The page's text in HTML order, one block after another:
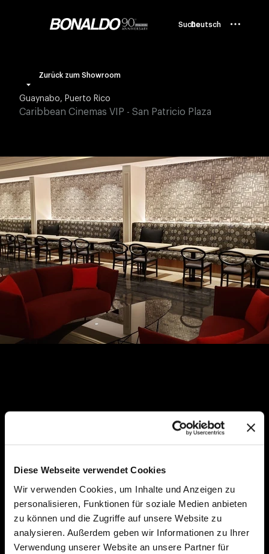
Diese Webseite verwendet Cookies
Wir verwenden Cookies, um Inhalte und Anzeigen zu
personalisieren, Funktionen für soziale Medien anbieten
zu können und die Zugriffe auf unsere Website zu
analysieren. Außerdem geben wir Informationen zu Ihrer
Verwendung unserer Website an unsere Partner für
SucheDeutsch
Zurück zum Showroom
Guaynabo, Puerto Rico
Caribbean Cinemas VIP - San Patricio Plaza